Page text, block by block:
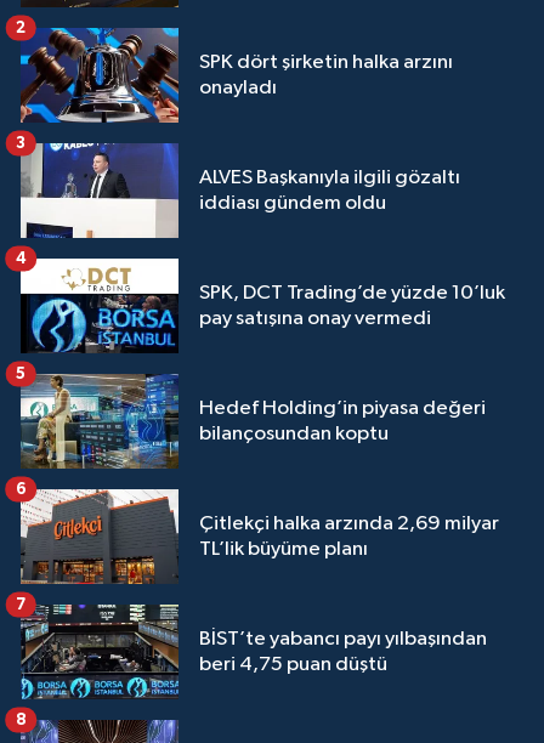
SPK dört şirketin halka arzını
onayladı
2
ALVES Başkanıyla ilgili gözaltı
iddiası gündem oldu
3
SPK, DCT Trading’de yüzde 10’luk
pay satışına onay vermedi
4
Hedef Holding’in piyasa değeri
bilançosundan koptu
5
Çitlekçi halka arzında 2,69 milyar
TL’lik büyüme planı
6
BİST’te yabancı payı yılbaşından
beri 4,75 puan düştü
7
8